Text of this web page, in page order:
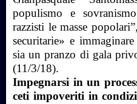
populismo e
razzisti le masse
securitarie» e
sia un pranzo di gala
(11/3/18).
Impegnarsi in un
ceti impoveriti in